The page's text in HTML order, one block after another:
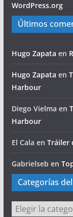
WordPress.org
Últimos
Hugo Zapata en
Hugo Zapata en
Harbour
Diego Vielma en
Harbour
El Cala en Tráiler
Gabrielseb en
Categorías
Categorías